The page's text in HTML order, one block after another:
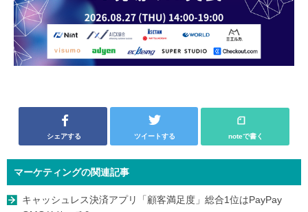
シェアする ツイートする noteで書く
マーケティングの関連記事
キャッシュレス決済アプリ「顧客満足度」総合1位はPayPay